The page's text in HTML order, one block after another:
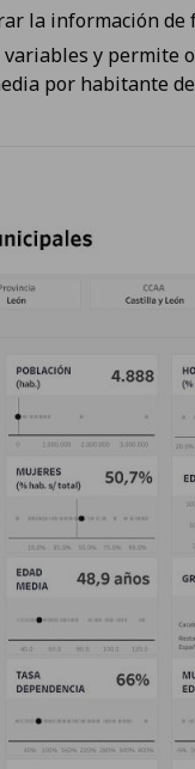
la información
y permite
por habitante